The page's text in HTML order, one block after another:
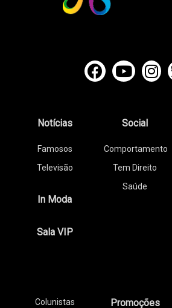
Notícias
Famosos
Televisão
In Moda
Sala VIP
Social
Comportamento
Tem Direito
Saúde
Colunistas Promoções